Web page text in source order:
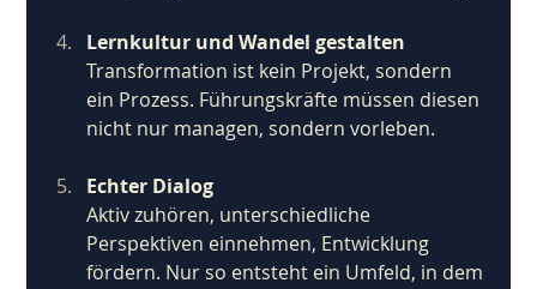
Lernkultur und Wandel gestalten
Transformation ist kein Projekt, sondern
ein Prozess. Führungskräfte müssen diesen
nicht nur managen, sondern vorleben.
Echter Dialog
Aktiv zuhören, unterschiedliche
Perspektiven einnehmen, Entwicklung
fördern. Nur so entsteht ein Umfeld, in dem